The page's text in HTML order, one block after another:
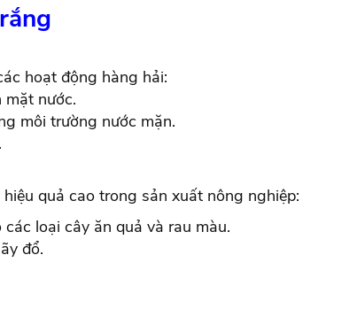
hoạt động hàng hải:
mặt nước.
môi trường nước mặn.
quả cao trong sản xuất nông nghiệp:
loại cây ăn quả và rau màu.
đổ.